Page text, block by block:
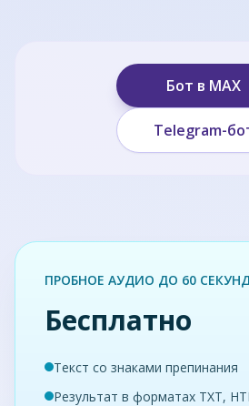
Бот в MAX
Telegram-
ПРОБНОЕ АУДИО ДО 60
Бесплатно
Текст со знаками препинания
Результат в форматах TXT,